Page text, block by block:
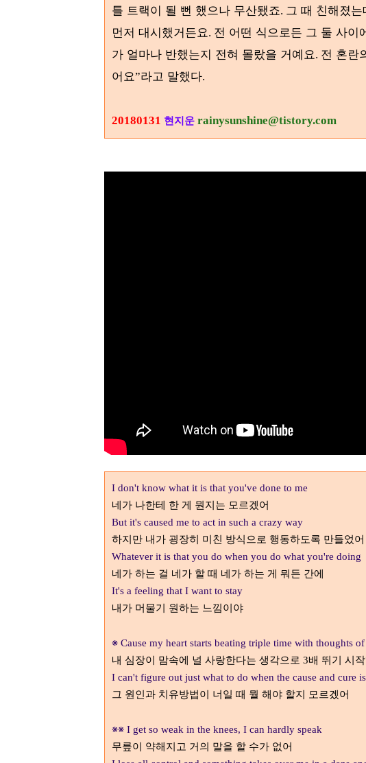
틀 트랙이 될 뻔 했으나 무산됐죠. 그 때 친해졌
먼저 대시했거든요. 전 어떤 식으로든 그 둘 사이
가 얼마나 반했는지 전혀 몰랐을 거예요. 전 혼란
어요”라고 말했다.
20180131 현지운 rainysunshine@tistory.com
I don't know what it is that you've done to me
네가 나한테 한 게 뭔지는 모르겠어
But it's caused me to act in such a crazy way
하지만 내가 굉장히 미친 방식으로 행동하도록 만들었어
Whatever it is that you do when you do what you're doing
네가 하는 걸 네가 할 때 네가 하는 게 뭐든 간에
It's a feeling that I want to stay
내가 머물기 원하는 느낌이야
※ Cause my heart starts beating triple time with thoughts
내 심장이 맘속에 널 사랑한다는 생각으로 3배 뛰기 시
I can't figure out just what to do when the cause and cure
그 원인과 치유방법이 너일 때 뭘 해야 할지 모르겠어
※※ I get so weak in the knees, I can hardly speak
무릎이 약해지고 거의 말을 할 수가 없어